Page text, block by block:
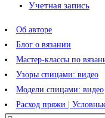
Учетная запись
Об авторе
Блог о вязании
Мастер-классы по
Узоры спицами: видео
Модели спицами: видео
Расход пряжи |